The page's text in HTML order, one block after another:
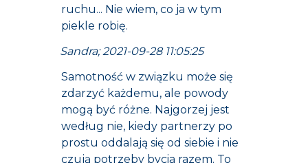
ruchu... Nie wiem, co ja w tym
piekle robię.
Sandra; 2021-09-28 11:05:25
Samotność w związku może się
zdarzyć każdemu, ale powody
mogą być różne. Najgorzej jest
według nie, kiedy partnerzy po
prostu oddalają się od siebie i nie
czują potrzeby bycia razem. To